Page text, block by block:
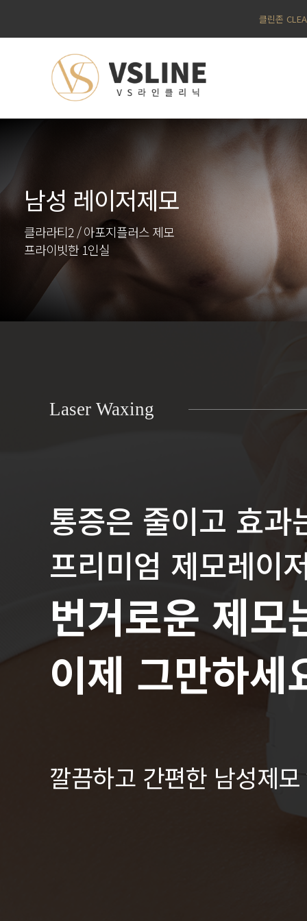
클린존
남성 레이저제모
클라라티2 / 아포지플러스 제모
프라이빗한 1인실
Laser Waxing
통증은 줄이고 효과
프리미엄 제모레이
번거로운 제모
이제 그만하세
깔끔하고 간편한 남성제